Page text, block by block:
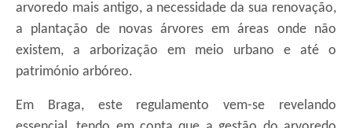
arvoredo mais antigo, a necessidade da sua renovação,
a plantação de novas árvores em áreas onde não
existem, a arborização em meio urbano e até o
património arbóreo.
Em Braga, este regulamento vem-se revelando